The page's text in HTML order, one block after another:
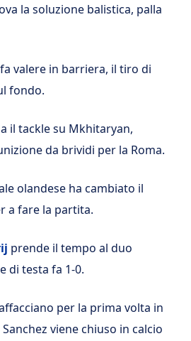
la soluzione balistica, palla
valere in barriera, il tiro di
fondo.
il tackle su Mkhitaryan,
da brividi per la Roma.
olandese ha cambiato il
a fare la partita.
prende il tempo al duo
di testa fa 1-0.
per la prima volta in
viene chiuso in calcio